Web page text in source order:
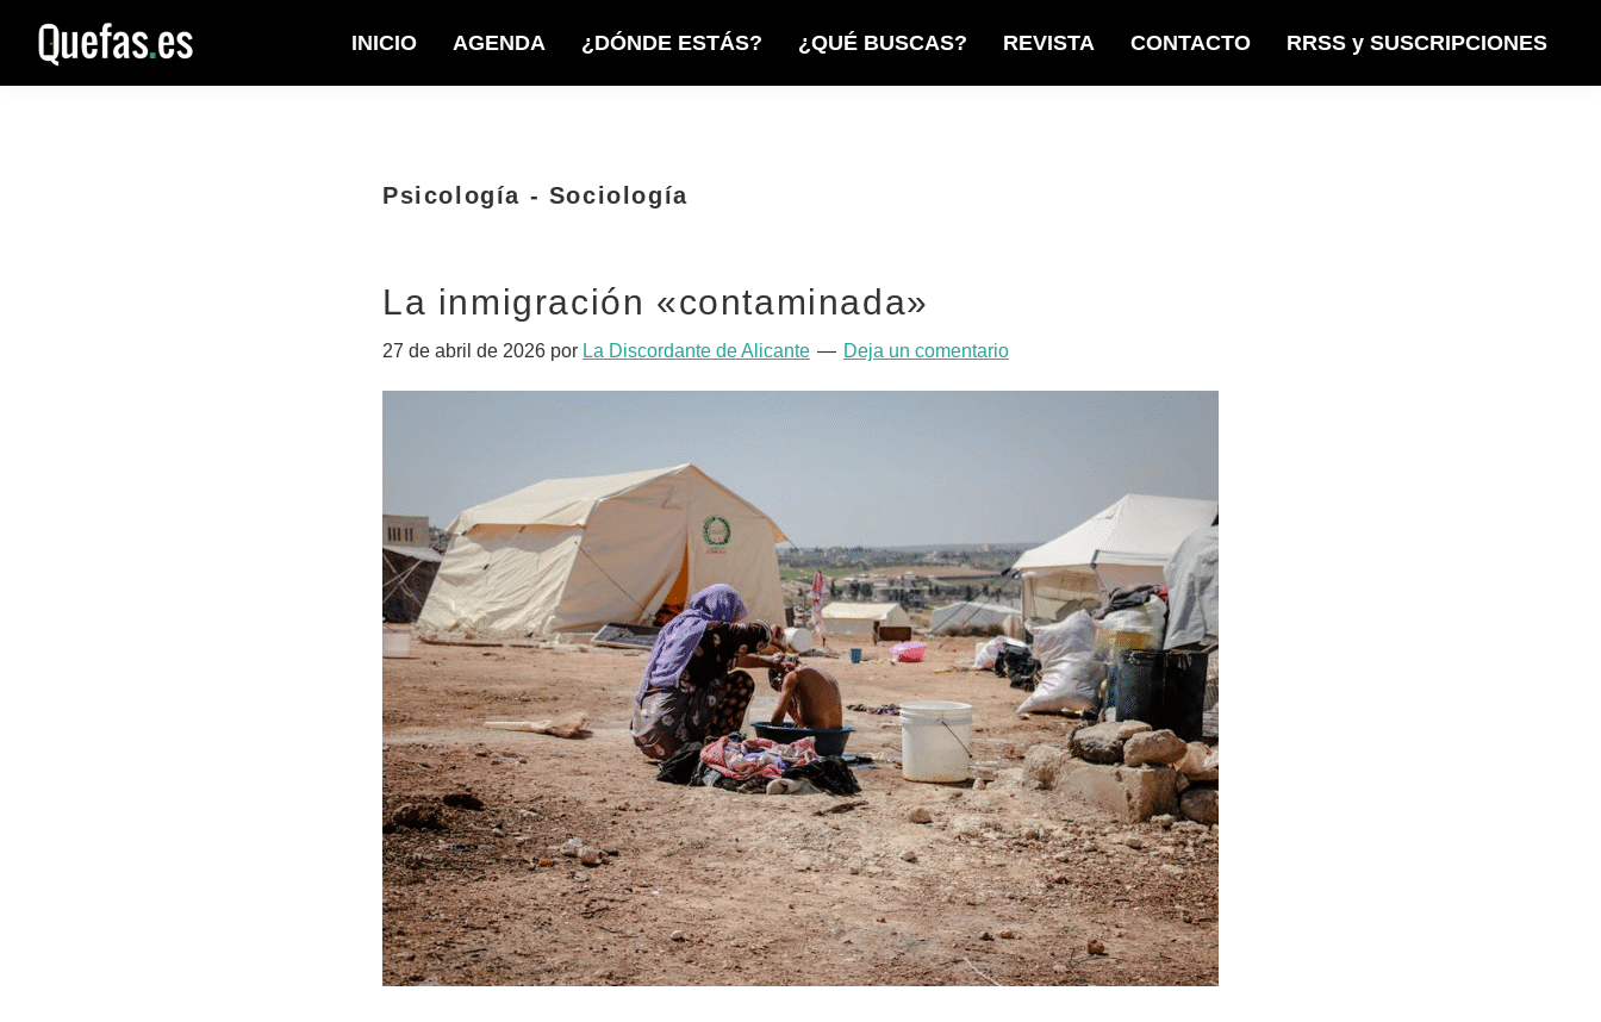
la
contenido
Quefas
INICIO AGENDA ¿DÓNDE ESTÁS? ¿QUÉ BUSCAS? REVISTA CONTACTO RRSS y SUSCRIPCIONES
Psicología - Sociología
La inmigración «contaminada»
27 de abril de 2026 por La Discordante de Alicante Deja un comentario